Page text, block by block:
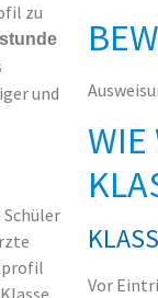
zu
und
Schüler
WIE
Vor